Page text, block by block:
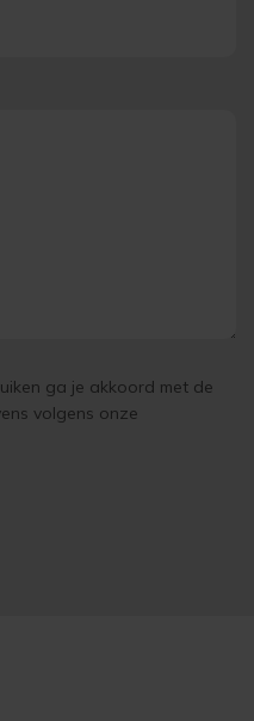
ga je akkoord met de
volgens onze